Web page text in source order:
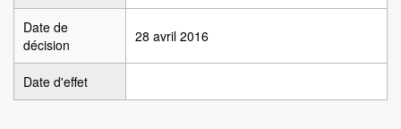
Date de
décision
28 avril 2016
Date d'effet